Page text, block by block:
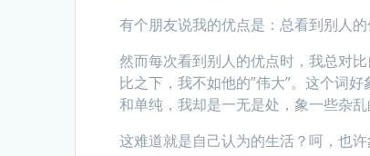
有个朋友说我的优点是：总看到别人的
然而每次看到别人的优点时，我总对
比之下，我不如他的”伟大”。这个词
和单纯，我却是一无是处，象一些杂
这难道就是自己认为的生活？呵，也